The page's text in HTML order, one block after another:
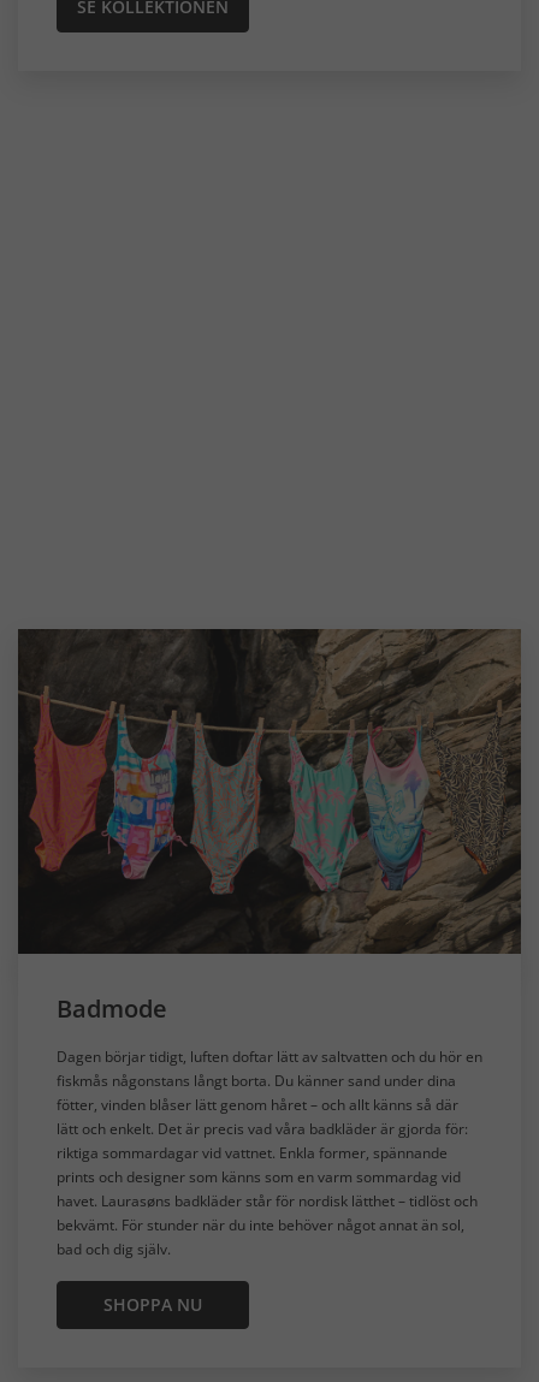
SE KOLLEKTIONEN
Badmode
Dagen börjar tidigt, luften doftar lätt av saltvatten och du hör en
fiskmås någonstans långt borta. Du känner sand under dina
fötter, vinden blåser lätt genom håret – och allt känns så där
lätt och enkelt. Det är precis vad våra badkläder är gjorda för:
riktiga sommardagar vid vattnet. Enkla former, spännande
prints och designer som känns som en varm sommardag vid
havet. Laurasøns badkläder står för nordisk lätthet – tidlöst och
bekvämt. För stunder när du inte behöver något annat än sol,
bad och dig själv.
SHOPPA NU